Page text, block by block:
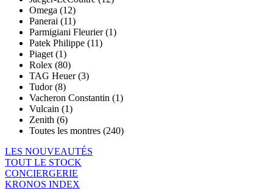
Omega (12)
Panerai (11)
Parmigiani Fleurier (1)
Patek Philippe (11)
Piaget (1)
Rolex (80)
TAG Heuer (3)
Tudor (8)
Vacheron Constantin (1)
Vulcain (1)
Zenith (6)
Toutes les montres (240)
LES NOUVEAUTÉS
TOUT LE STOCK
CONCIERGERIE
KRONOS INDEX